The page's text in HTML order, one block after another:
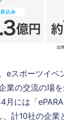
eスポーツイベ
業の交流の場
月には「
、計10社の企